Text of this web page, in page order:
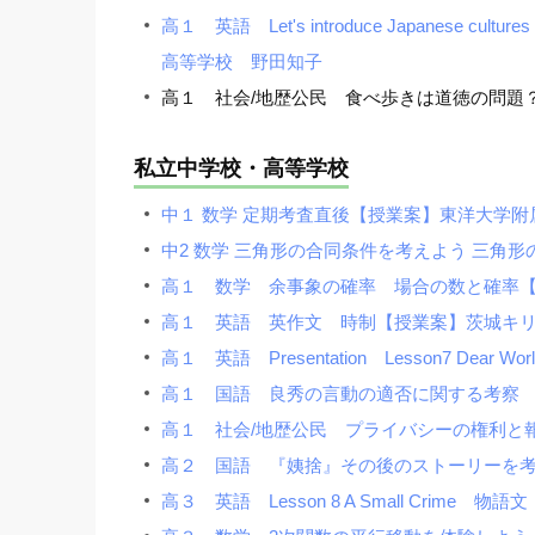
高１ 英語 Let's introduce Japanese cultures
高等学校 野田知子
高１ 社会/地歴公民 食べ歩きは道徳の問題
私立中学校・高等学校
中１ 数学 定期考査直後【授業案】東洋大学
中2 数学 三角形の合同条件を考えよう 三角
高１ 数学 余事象の確率 場合の数と確率
高１ 英語 英作文 時制【授業案】茨城キ
高１ 英語 Presentation Lesson7 Dear
高１ 国語 良秀の言動の適否に関する考察
高１ 社会/地歴公民 プライバシーの権利と
高２ 国語 『姨捨』その後のストーリーを
高３ 英語 Lesson 8 A Small Crime 物語文